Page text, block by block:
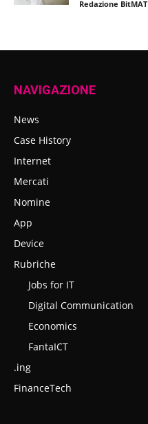
Redazione BitMAT
NAVIGAZIONE
News
Case History
Internet
Mercati
Nomine
App
Device
Rubriche
Jobs for IT
Digital Communication
Economics
FantaICT
.ing
FinanceTech